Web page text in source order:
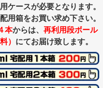
ケースが必要となります。
用箱をお買い求め下さい。
本からは、 再利用段ボール
） にてお届け致します。